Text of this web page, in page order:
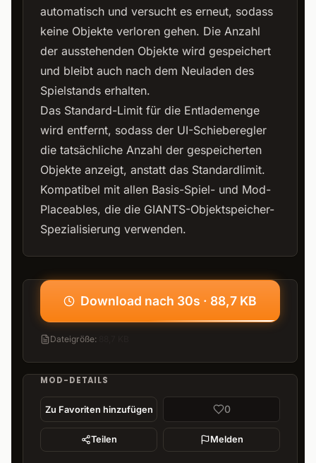
automatisch und versucht es erneut, sodass
keine Objekte verloren gehen. Die Anzahl
der ausstehenden Objekte wird gespeichert
und bleibt auch nach dem Neuladen des
Spielstands erhalten.
Das Standard-Limit für die Entlademenge
wird entfernt, sodass der UI-Schieberegler
die tatsächliche Anzahl der gespeicherten
Objekte anzeigt, anstatt das Standardlimit.
Kompatibel mit allen Basis-Spiel- und Mod-
Placeables, die die GIANTS-Objektspeicher-
Spezialisierung verwenden.
Download nach 30s · 88,7 KB
Dateigröße:
MOD-DETAILS
Zu Favoriten hinzufügen 0
Teilen Melden